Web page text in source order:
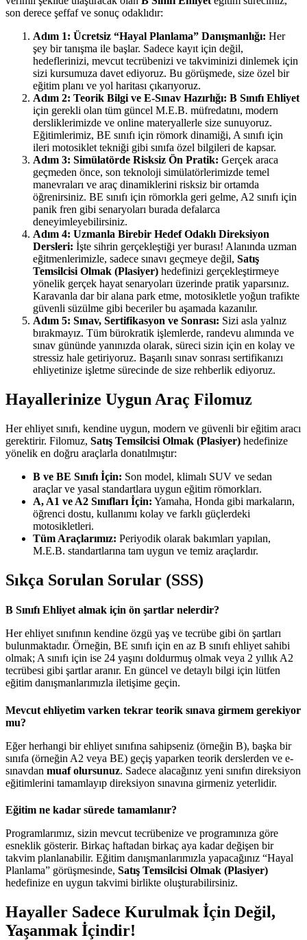
son derece şeffaf ve sonuç odaklıdır:
Adım 1: Ücretsiz “Hayal Planlama” Danışmanlığı: Her
şey bir tanışma ile başlar. Sadece kayıt için değil,
hedeflerinizi, mevcut tecrübenizi ve takviminizi dinlemek için
sizi kursumuza davet ediyoruz. Bu görüşmede, size özel bir
eğitim planı ve yol haritası çıkarıyoruz.
Adım 2: Teorik Bilgi ve E-Sınav Hazırlığı: B Sınıfı Ehliyet
için gerekli olan tüm güncel M.E.B. müfredatını, modern
dersliklerimizde ve online materyallerle size sunuyoruz.
Eğitimlerimiz, BE sınıfı için römork dinamiği, A sınıfı için
ileri motosiklet tekniği gibi sınıfa özel bilgileri de kapsar.
Adım 3: Simülatörde Risksiz Ön Pratik: Gerçek araca
geçmeden önce, son teknoloji simülatörlerimizde temel
manevraları ve araç dinamiklerini risksiz bir ortamda
öğrenirsiniz. BE sınıfı için römorkla geri gelme, A2 sınıfı için
panik fren gibi senaryoları burada defalarca
deneyimleyebilirsiniz.
Adım 4: Uzmanla Birebir Hedef Odaklı Direksiyon
Dersleri: İşte sihrin gerçekleştiği yer burası! Alanında uzman
eğitmenlerimizle, sadece sınavı geçmeye değil, Satış
Temsilcisi Olmak (Plasiyer) hedefinizi gerçekleştirmeye
yönelik gerçek hayat senaryoları üzerinde pratik yaparsınız.
Karavanla dar bir alana park etme, motosikletle yoğun trafikte
güvenli süzülme gibi beceriler bu aşamada kazanılır.
Adım 5: Sınav, Sertifikasyon ve Sonrası: Sizi asla yalnız
bırakmayız. Tüm bürokratik işlemlerde, randevu alımında ve
sınav gününde yanınızda olarak, süreci sizin için en kolay ve
stressiz hale getiriyoruz. Başarılı sınav sonrası sertifikanızı
ehliyetinize işletme sürecinde de size rehberlik ediyoruz.
Hayallerinize Uygun Araç Filomuz
Her ehliyet sınıfı, kendine uygun, modern ve güvenli bir eğitim aracı
gerektirir. Filomuz, Satış Temsilcisi Olmak (Plasiyer) hedefinize
yönelik en doğru araçlarla donatılmıştır:
B ve BE Sınıfı İçin: Son model, klimalı SUV ve sedan
araçlar ve yasal standartlara uygun eğitim römorkları.
A, A1 ve A2 Sınıfları İçin: Yamaha, Honda gibi markaların,
öğrenci dostu, kullanımı kolay ve farklı güçlerdeki
motosikletleri.
Tüm Araçlarımız: Periyodik olarak bakımları yapılan,
M.E.B. standartlarına tam uygun ve temiz araçlardır.
Sıkça Sorulan Sorular (SSS)
B Sınıfı Ehliyet almak için ön şartlar nelerdir?
Her ehliyet sınıfının kendine özgü yaş ve tecrübe gibi ön şartları
bulunmaktadır. Örneğin, BE sınıfı için en az B sınıfı ehliyet sahibi
olmak; A sınıfı için ise 24 yaşını doldurmuş olmak veya 2 yıllık A2
tecrübesi gibi şartlar aranır. En güncel ve detaylı bilgi için lütfen
eğitim danışmanlarımızla iletişime geçin.
Mevcut ehliyetim varken tekrar teorik sınava girmem gerekiyor
mu?
Eğer herhangi bir ehliyet sınıfına sahipseniz (örneğin B), başka bir
sınıfa (örneğin A2 veya BE) geçiş yaparken teorik derslerden ve e-
sınavdan muaf olursunuz. Sadece alacağınız yeni sınıfın direksiyon
eğitimlerini tamamlayıp direksiyon sınavına girmeniz yeterlidir.
Eğitim ne kadar sürede tamamlanır?
Programlarımız, sizin mevcut tecrübenize ve programınıza göre
esneklik gösterir. Birkaç haftadan birkaç aya kadar değişen bir
takvim planlanabilir. Eğitim danışmanlarımızla yapacağınız “Hayal
Planlama” görüşmesinde, Satış Temsilcisi Olmak (Plasiyer)
hedefinize en uygun takvimi birlikte oluşturabilirsiniz.
Hayaller Sadece Kurulmak İçin Değil,
Yaşanmak İçindir!